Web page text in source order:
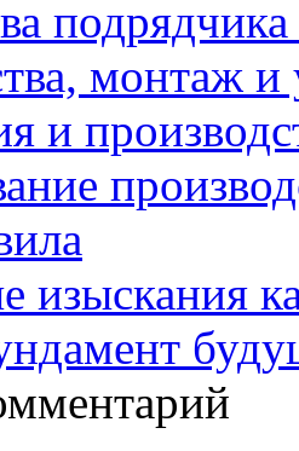
монтаж и
и
изыскания